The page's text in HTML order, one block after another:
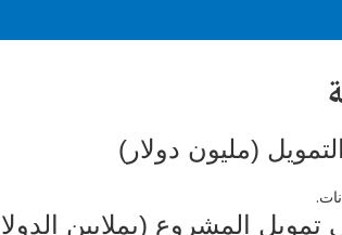
(مليون دولار)
تمويل المشروع (بملايين